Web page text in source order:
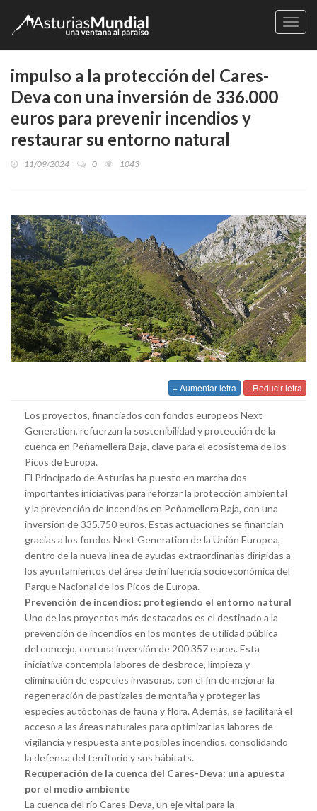
impulso a la protección del Cares-
Deva con una inversión de 336.000
euros para prevenir incendios y
restaurar su entorno natural
11/09/2024 0 1043
+ Aumentar letra - Reducir letra
Los proyectos, financiados con fondos europeos Next
Generation, refuerzan la sostenibilidad y protección de la
cuenca en Peñamellera Baja, clave para el ecosistema de los
Picos de Europa.
El Principado de Asturias ha puesto en marcha dos
importantes iniciativas para reforzar la protección ambiental
y la prevención de incendios en Peñamellera Baja, con una
inversión de 335.750 euros. Estas actuaciones se financian
gracias a los fondos Next Generation de la Unión Europea,
dentro de la nueva línea de ayudas extraordinarias dirigidas a
los ayuntamientos del área de influencia socioeconómica del
Parque Nacional de los Picos de Europa.
Prevención de incendios: protegiendo el entorno natural
Uno de los proyectos más destacados es el destinado a la
prevención de incendios en los montes de utilidad pública
del concejo, con una inversión de 200.357 euros. Esta
iniciativa contempla labores de desbroce, limpieza y
eliminación de especies invasoras, con el fin de mejorar la
regeneración de pastizales de montaña y proteger las
especies autóctonas de fauna y flora. Además, se facilitará el
acceso a las áreas naturales para optimizar las labores de
vigilancia y respuesta ante posibles incendios, consolidando
la defensa del territorio y sus hábitats.
Recuperación de la cuenca del Cares-Deva: una apuesta
por el medio ambiente
La cuenca del río Cares-Deva, un eje vital para la